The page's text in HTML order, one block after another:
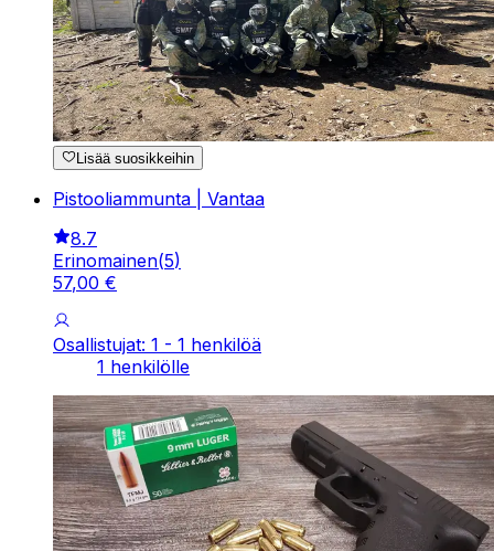
Lisää suosikkeihin
Pistooliammunta | Vantaa
8.7
Erinomainen(5)
57,00 €
Osallistujat: 1 - 1 henkilöä
1 henkilölle